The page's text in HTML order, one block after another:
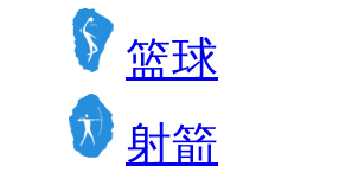
篮球
射箭